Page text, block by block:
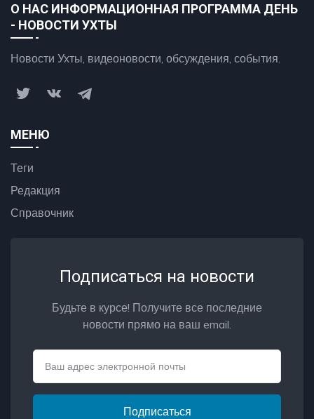
О НАС ИНФОРМАЦИОННАЯ ПРОГРАММА ДЕНЬ
- НОВОСТИ УХТЫ
Новости Ухты, видеоновости, обсуждения, события.
МЕНЮ
Теги
Редакция
Справочник
Подписаться на новости
Будьте в курсе! Получите все последние
новости прямо на ваш email.
Подписаться